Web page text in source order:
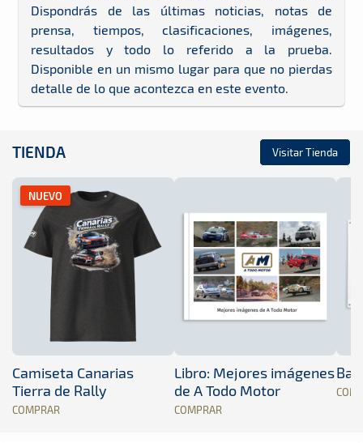
Dispondrás de las últimas noticias, notas de
prensa, tiempos, clasificaciones, imágenes,
resultados y todo lo referido a la prueba.
Disponible en un mismo lugar para que no pierdas
detalle de lo que acontezca en este evento.
TIENDA Visitar Tienda
NUEVO
Camiseta Canarias
Tierra de Rally
COMPRAR
Libro: Mejores imágenes
de A Todo Motor
COMPRAR